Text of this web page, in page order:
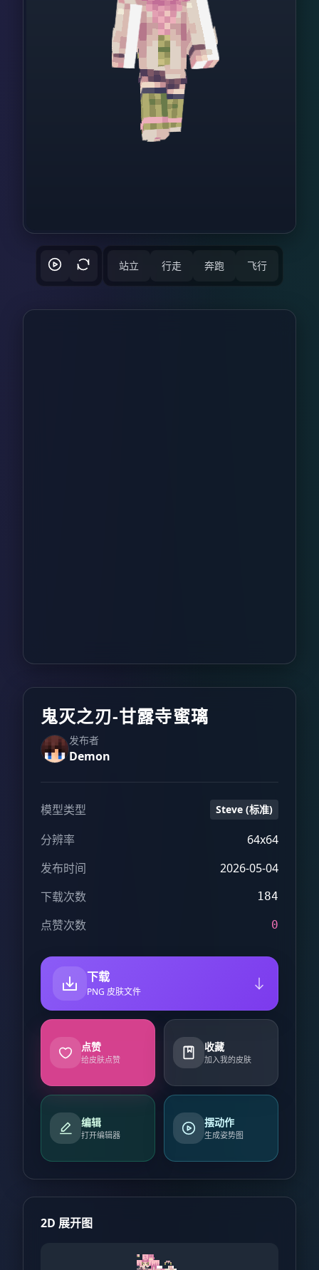
站立 行走 奔跑 飞行
鬼灭之刃-甘露寺蜜璃
发布者
Demon
模型类型 Steve (标准)
分辨率
64x64
发布时间
2026-05-04
下载次数
184
点赞次数 0
下载
PNG 皮肤文件
点赞
给皮肤点赞
收藏
加入我的皮肤
编辑
打开编辑器
摆动作
生成姿势图
2D 展开图